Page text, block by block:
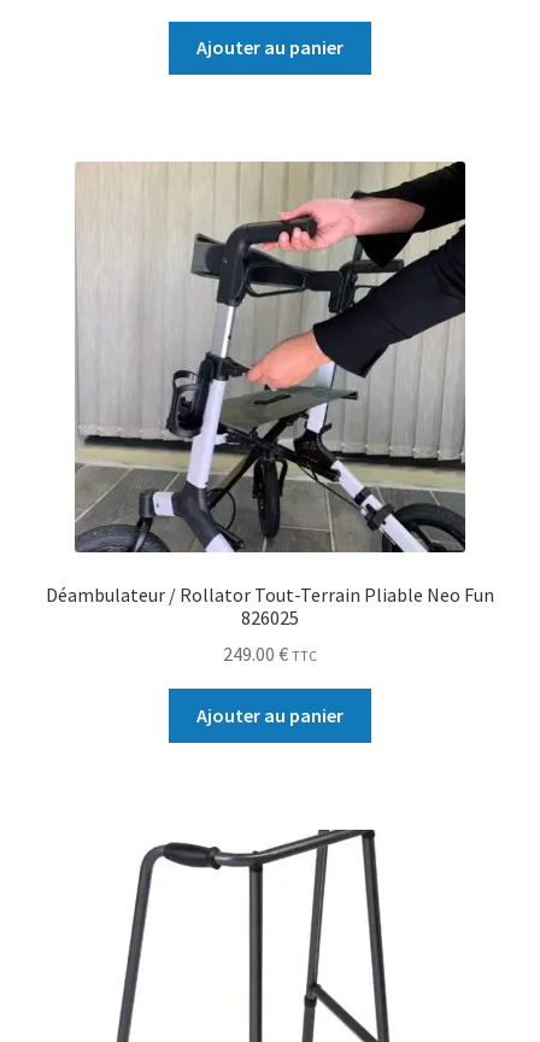
Ajouter au panier
Déambulateur / Rollator Tout-Terrain Pliable Neo Fun
826025
249.00 € TTC
Ajouter au panier